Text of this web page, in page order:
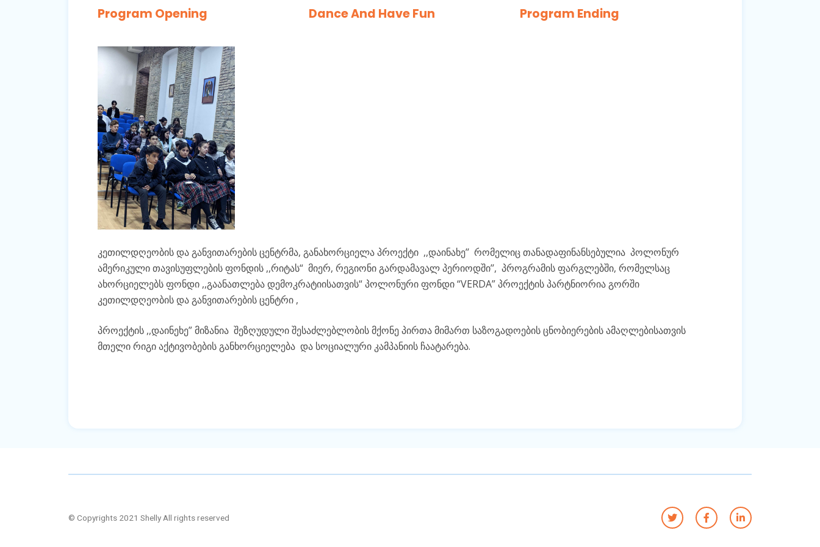
Program Opening Dance And Have Fun Program Ending
კეთილდღეობის და განვითარების ცენტრმა, განახორციელა პროექტი ,,დაინახე’’ რომელიც თანადაფინანსებულია პოლონურ
ამერიკული თავისუფლების ფონდის ,,რიტას“ მიერ, რეგიონი გარდამავალ პერიოდში’’, პროგრამის ფარგლებში, რომელსაც
ახორციელებს ფონდი ,,გაანათლება დემოკრატიისათვის“ პოლონური ფონდი “VERDA” პროექტის პარტნიორია გორში
კეთილდღეობის და განვითარების ცენტრი ,
პროექტის ,,დაინეხე” მიზანია შეზღუდული შესაძლებლობის მქონე პირთა მიმართ საზოგადოების ცნობიერების ამაღლებისათვის
მთელი რიგი აქტივობების განხორციელება და სოციალური კამპანიის ჩაატარება.
© Copyrights 2021 Shelly All rights reserved